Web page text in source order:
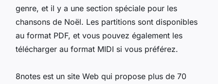
genre, et il y a une section spéciale pour les
chansons de Noël. Les partitions sont disponibles
au format PDF, et vous pouvez également les
télécharger au format MIDI si vous préférez.
8notes est un site Web qui propose plus de 70